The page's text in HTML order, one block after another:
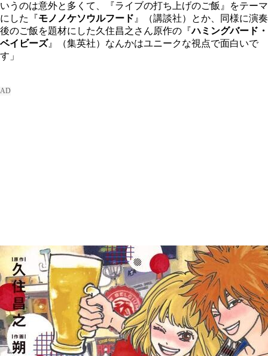
いうのは意外と多くて、『ライブの打ち上げのご飯』をテーマ
にした『モノノケソウルフード 』（講談社）とか、同様に演奏
後のご飯を題材にした久住昌之さん原作の『ハミングバード・
ベイビーズ』（集英社）なんかはユニークな視点で面白いで
す」